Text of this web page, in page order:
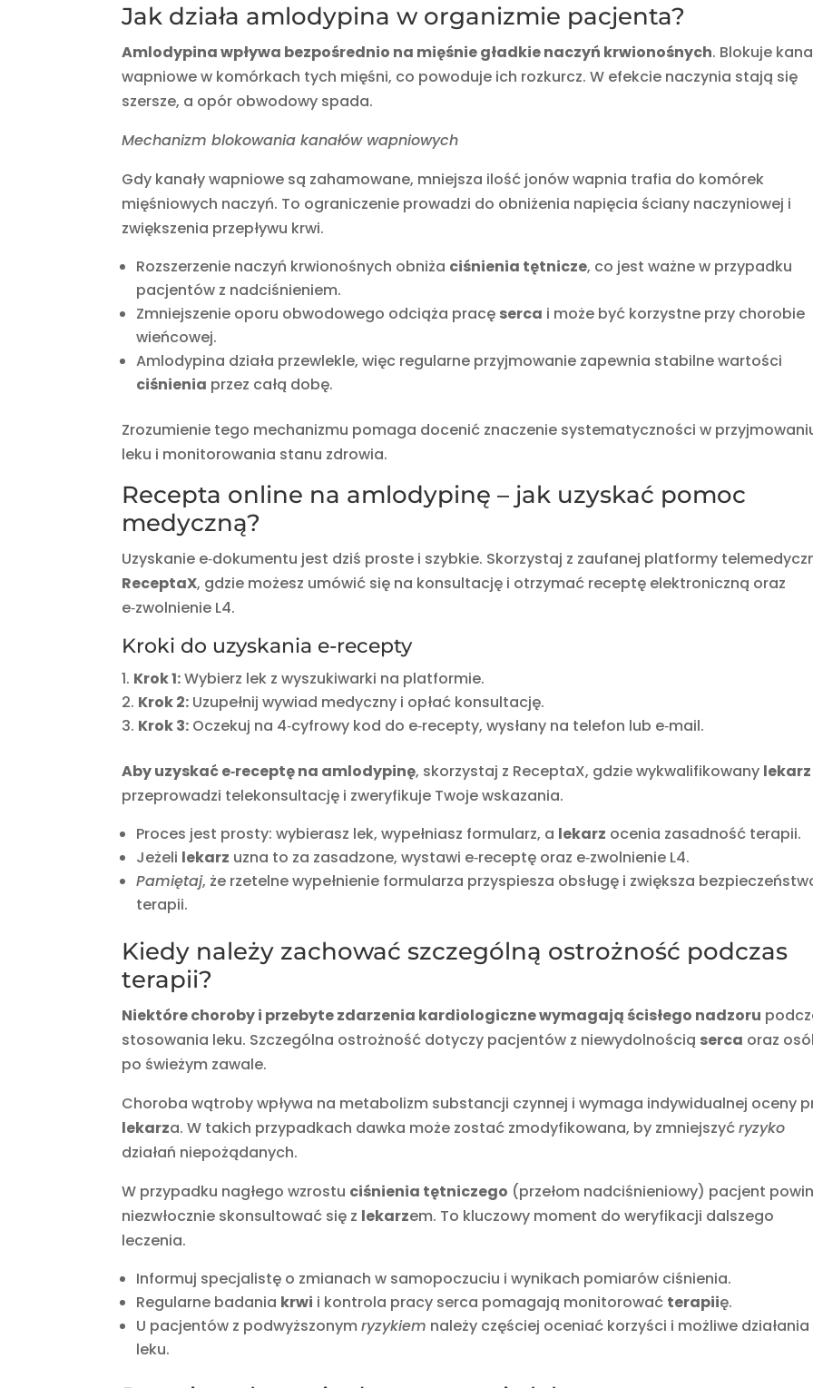
Jak działa amlodypina w organizmie pacjenta?
Amlodypina wpływa bezpośrednio na mięśnie gładkie naczyń krwionośnych. Blokuje
wapniowe w komórkach tych mięśni, co powoduje ich rozkurcz. W efekcie naczynia stają się
szersze, a opór obwodowy spada.
Mechanizm blokowania kanałów wapniowych
Gdy kanały wapniowe są zahamowane, mniejsza ilość jonów wapnia trafia do komórek
mięśniowych naczyń. To ograniczenie prowadzi do obniżenia napięcia ściany naczyniowej i
zwiększenia przepływu krwi.
Rozszerzenie naczyń krwionośnych obniża ciśnienia tętnicze, co jest ważne w przypadku
pacjentów z nadciśnieniem.
Zmniejszenie oporu obwodowego odciąża pracę serca i może być korzystne przy chorobie
wieńcowej.
Amlodypina działa przewlekle, więc regularne przyjmowanie zapewnia stabilne wartości
ciśnienia przez całą dobę.
Zrozumienie tego mechanizmu pomaga docenić znaczenie systematyczności w
leku i monitorowania stanu zdrowia.
Recepta online na amlodypinę – jak uzyskać pomoc
medyczną?
Uzyskanie e‑dokumentu jest dziś proste i szybkie. Skorzystaj z zaufanej platformy
ReceptaX, gdzie możesz umówić się na konsultację i otrzymać receptę elektroniczną oraz
e‑zwolnienie L4.
Kroki do uzyskania e‑recepty
Krok 1:Wybierz lek z wyszukiwarki na platformie.
Krok 2: Uzupełnij wywiad medyczny i opłać konsultację.
Krok 3: Oczekuj na 4‑cyfrowy kod do e‑recepty, wysłany na telefon lub e‑mail.
Aby uzyskać e‑receptę na amlodypinę, skorzystaj z ReceptaX, gdzie wykwalifikowany lekarz
przeprowadzi telekonsultację i zweryfikuje Twoje wskazania.
Proces jest prosty: wybierasz lek, wypełniasz formularz, a lekarz ocenia zasadność terapii.
Jeżeli lekarz uzna to za zasadzone, wystawi e‑receptę oraz e‑zwolnienie L4.
Pamiętaj, że rzetelne wypełnienie formularza przyspiesza obsługę i zwiększa
terapii.
Kiedy należy zachować szczególną ostrożność podczas
terapii?
Niektóre choroby i przebyte zdarzenia kardiologiczne wymagają ścisłego nadzoru
stosowania leku. Szczególna ostrożność dotyczy pacjentów z niewydolnością serca oraz
po świeżym zawale.
Choroba wątroby wpływa na metabolizm substancji czynnej i wymaga indywidualnej oceny
lekarza. W takich przypadkach dawka może zostać zmodyfikowana, by zmniejszyćryzyko
działań niepożądanych.
W przypadku nagłego wzrostu ciśnienia tętniczego (przełom nadciśnieniowy) pacjent
niezwłocznie skonsultować się z lekarzem. To kluczowy moment do weryfikacji dalszego
leczenia.
Informuj specjalistę o zmianach w samopoczuciu i wynikach pomiarów ciśnienia.
Regularne badania krwi i kontrola pracy serca pomagają monitorować terapiię.
U pacjentów z podwyższonymryzykiem należy częściej oceniać korzyści i możliwe działania
leku.